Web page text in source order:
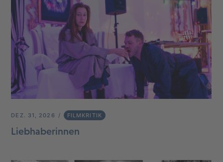
DEZ. 31, 2026 FILMKRITIK
Liebhaberinnen